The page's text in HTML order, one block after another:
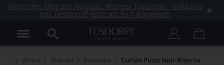
Wein des Monats August: Wiener Tradition - exklusiv
bei Tesdorpf! Jetzt als 5+1 Angebot!
Weine Weinart Rotweine Curlan Pinot Noir Riserva